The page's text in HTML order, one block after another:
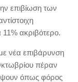
επιβίωση των
11% ακριβότερο.
νέα επιβάρυνση
πέραν
όπως φόρος